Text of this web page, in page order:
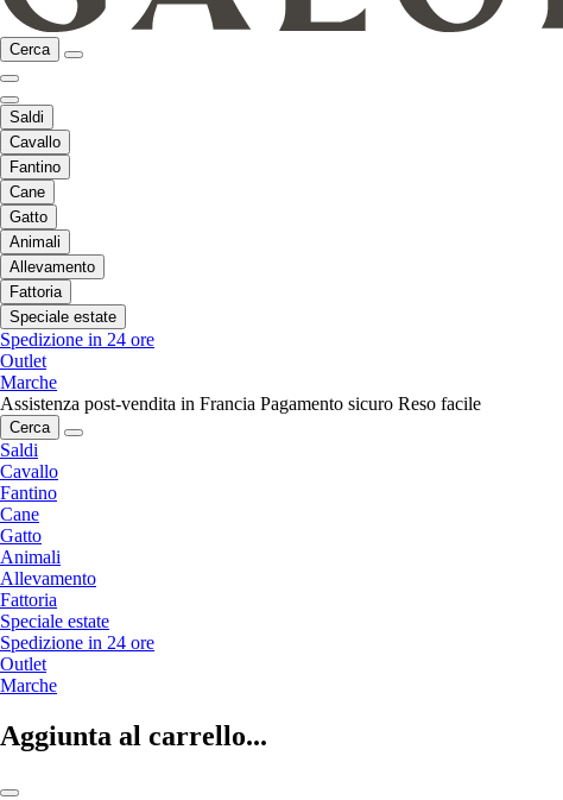
Cerca
Saldi
Cavallo
Fantino
Cane
Gatto
Animali
Allevamento
Fattoria
Speciale estate
Spedizione in 24 ore
Outlet
Marche
Assistenza post-vendita in Francia Pagamento sicuro Reso facile
Cerca
Saldi
Cavallo
Fantino
Cane
Gatto
Animali
Allevamento
Fattoria
Speciale estate
Spedizione in 24 ore
Outlet
Marche
Aggiunta al carrello...